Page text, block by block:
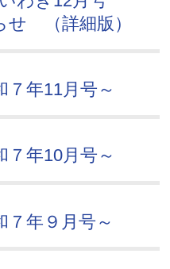
せ （詳細版）
７年11月号～
７年10月号～
７年９月号～